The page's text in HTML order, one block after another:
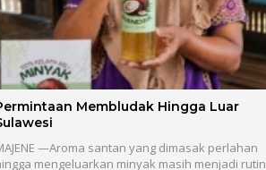
Membludak Hingga Luar
—Aroma santan yang dimasak perlahan
mengeluarkan minyak masih menjadi